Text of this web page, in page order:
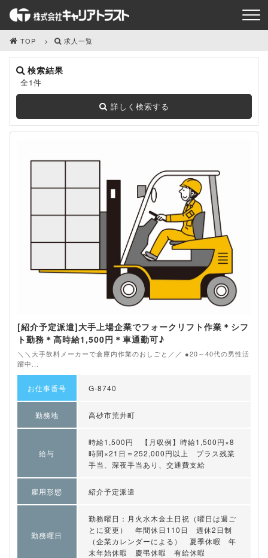
TOP 求人一覧
検索結果
全1件
詳しく検索する
[紹介予定派遣]大手上場企業でフォークリフト作業＊シフ
ト勤務＊高時給1,500円＊車通勤可♪
＼＼大手飲料メーカーで倉庫内作業のおしごと／／ ●20～40代の男性活
躍中...
お仕事番号 G-8740
勤務地 高砂市荒井町
給与
時給1,500円 【月収例】時給1,500円×8
時間×21日＝252,000円以上 プラス残業
手当、深夜手当あり、交通費支給
雇用形態 紹介予定派遣
勤務曜日
勤務曜日：月火水木金土日祝（曜日は週ご
とに変更） 年間休日110日 週休2日制
（企業カレンダーによる） 夏季休暇 年
末年始休暇 慶弔休暇 有給休暇